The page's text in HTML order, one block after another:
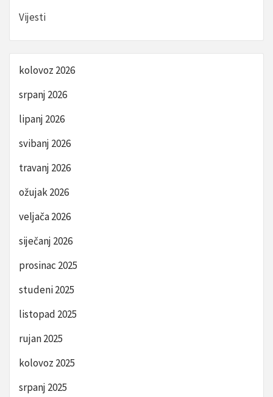
Vijesti
kolovoz 2026
srpanj 2026
lipanj 2026
svibanj 2026
travanj 2026
ožujak 2026
veljača 2026
siječanj 2026
prosinac 2025
studeni 2025
listopad 2025
rujan 2025
kolovoz 2025
srpanj 2025